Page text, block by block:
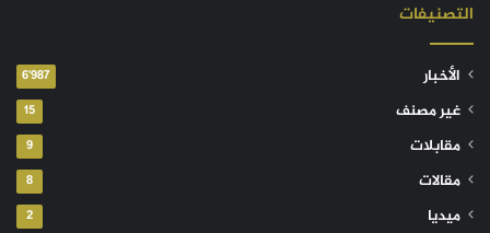
التصنيفات
الأخبار 6٬987
غير مصنف 15
مقابلات 9
مقالات 8
ميديا 2